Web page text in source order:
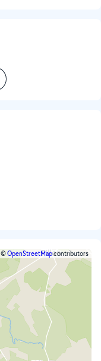
©OpenStreetMapcontributors